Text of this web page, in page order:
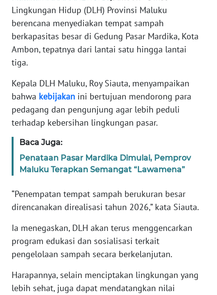
Lingkungan Hidup (DLH) Provinsi Maluku
berencana menyediakan tempat sampah
berkapasitas besar di Gedung Pasar Mardika, Kota
Ambon, tepatnya dari lantai satu hingga lantai
tiga.
Kepala DLH Maluku, Roy Siauta, menyampaikan
bahwa kebijakan ini bertujuan mendorong para
pedagang dan pengunjung agar lebih peduli
terhadap kebersihan lingkungan pasar.
Baca Juga:
Penataan Pasar Mardika Dimulai, Pemprov
Maluku Terapkan Semangat “Lawamena”
“Penempatan tempat sampah berukuran besar
direncanakan direalisasi tahun 2026,” kata Siauta.
Ia menegaskan, DLH akan terus menggencarkan
program edukasi dan sosialisasi terkait
pengelolaan sampah secara berkelanjutan.
Harapannya, selain menciptakan lingkungan yang
lebih sehat, juga dapat mendatangkan nilai
MEDIA
SIBER
REDAKSI
KARIR
DISCLAIMER
Wahana
News
Regional
WN
SUMUT
WN
JAKARTA
WN
JABAR
BANTEN